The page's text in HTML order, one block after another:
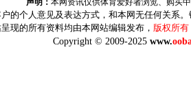
声明： 本网资讯仅供体育爱好者浏览、购买
的个人意见及表达方式，和本网无任何关系
现的所有资料均由本网站编辑发布， 版权所有
Copyright © 2009-2025 www.